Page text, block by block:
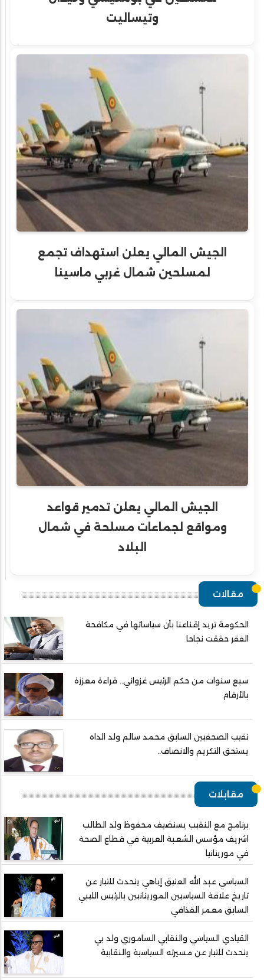
وتيساليت
الجيش المالي يعلن استهداف تجمع
لمسلحين شمال غربي ماسينا
الجيش المالي يعلن تدمير قواعد
ومواقع لجماعات مسلحة في شمال
البلاد
مقالات
الحكومة تريد إقناعنا بأن سياساتها في مكافحة
الفقر حققت نجاحا
سبع سنوات من حكم الرئيس غزواني.. قراءة معززة
بالأرقام
نقيب الصحفيين السابق محمد سالم ولد الداه
يستحق التكريم والانصاف..
مقابلات
برنامج مع النقيب يستضيف محفوظ ولد الطالب
اشريف مؤسس الشعبة العربية في قطاع الصحة
في موريتانيا
السياسي عبد الله العتيق إياهي يتحدث للتيار عن
تاريخ علاقة السياسيين الموريتانيين بالرئيس الليبي
السابق معمر القذافي
القيادي السياسي والنقابي الساموري ولد بي
يتحدث للتيار عن مسيرته السياسية والنقابية